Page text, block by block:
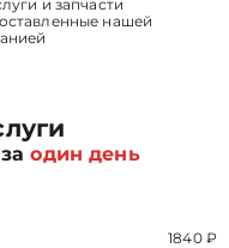
и запчасти
нашей
заодин день
1840 ₽